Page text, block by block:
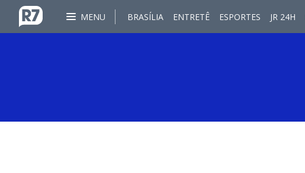
MENU BRASÍLIA ENTRETÊ ESPORTES JR 24H